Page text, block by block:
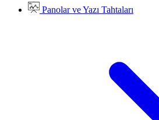
Panolar ve Yazı Tahtaları